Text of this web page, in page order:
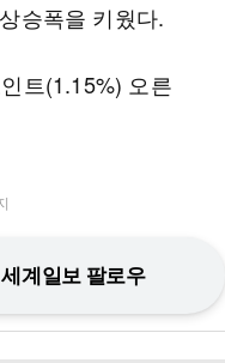
승폭을 키웠다.
트(1.15%) 오른
계일보 팔로우